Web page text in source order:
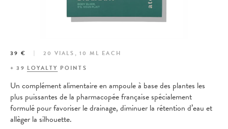
39 €
20 VIALS, 10 ML EACH
+39 LOYALTY POINTS
Un complément alimentaire en ampoule à base des plantes les
plus puissantes de la pharmacopée française spécialement
formulé pour favoriser le drainage, diminuer la rétention d’eau et
allèger la silhouette.